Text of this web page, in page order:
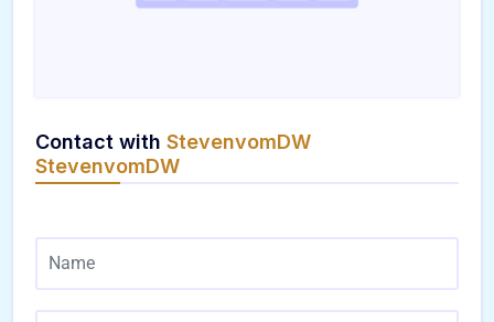
Contact with StevenvomDW
StevenvomDW